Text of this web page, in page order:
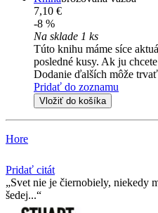
7,10 €
-8 %
Na sklade 1 ks
Túto knihu máme síce
posledné kusy. Ak ju
Dodanie ďalších môže
Pridať do zoznamu
Vložiť do košíka
Hore
Pridať citát
Svet nie je čiernobiely, niekedy
šedej...